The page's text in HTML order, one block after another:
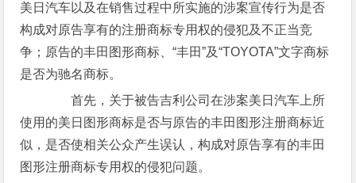
美日汽车以及在销售过程中所实施的涉案宣传行为是否
构成对原告享有的注册商标专用权的侵犯及不正当竞
争；原告的丰田图形商标、“丰田”及“TOYOTA”文字商标
是否为驰名商标。
首先，关于被告吉利公司在涉案美日汽车上所
使用的美日图形商标是否与原告的丰田图形注册商标近
似，是否使相关公众产生误认，构成对原告享有的丰田
图形注册商标专用权的侵犯问题。